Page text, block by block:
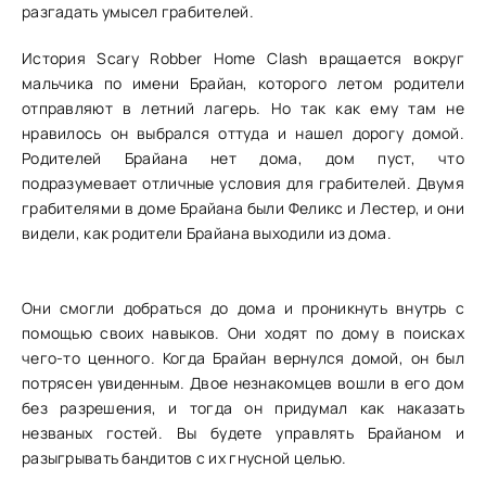
разгадать умысел грабителей.
История Scary Robber Home Clash вращается вокруг
мальчика по имени Брайан, которого летом родители
отправляют в летний лагерь. Но так как ему там не
нравилось он выбрался оттуда и нашел дорогу домой.
Родителей Брайана нет дома, дом пуст, что
подразумевает отличные условия для грабителей. Двумя
грабителями в доме Брайана были Феликс и Лестер, и они
видели, как родители Брайана выходили из дома.
Они смогли добраться до дома и проникнуть внутрь с
помощью своих навыков. Они ходят по дому в поисках
чего-то ценного. Когда Брайан вернулся домой, он был
потрясен увиденным. Двое незнакомцев вошли в его дом
без разрешения, и тогда он придумал как наказать
незваных гостей. Вы будете управлять Брайаном и
разыгрывать бандитов с их гнусной целью.